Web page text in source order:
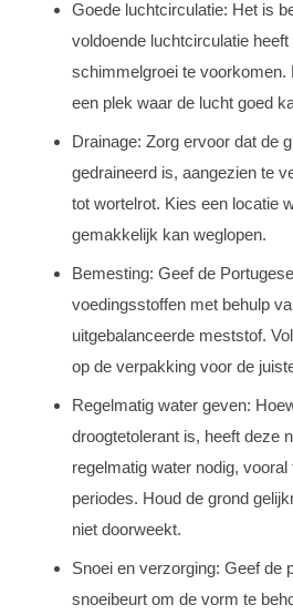
Goede luchtcirculatie: Het is
voldoende luchtcirculatie
schimmelgroei te voorkomen.
een plek waar de lucht goed
Drainage: Zorg ervoor dat de
gedraineerd is, aangezien te
tot wortelrot. Kies een locatie
gemakkelijk kan weglopen.
Bemesting: Geef de
voedingsstoffen met behulp
uitgebalanceerde meststof.
op de verpakking voor de
Regelmatig water geven:
droogtetolerant is, heeft deze
regelmatig water nodig, vooral
periodes. Houd de grond
niet doorweekt.
Snoei en verzorging: Geef de
snoeibeurt om de vorm te